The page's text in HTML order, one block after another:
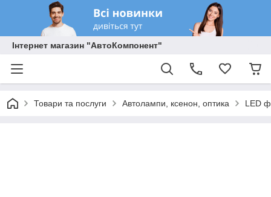
Інтернет магазин "АвтоКомпонент"
Товари та послуги Автолампи, ксенон, оптика LED